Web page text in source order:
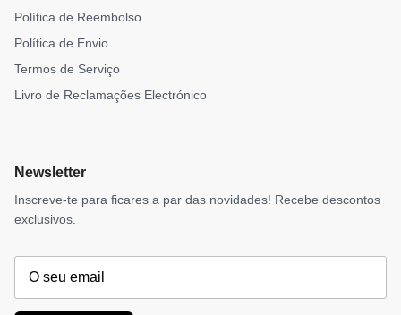
Política de Reembolso
Política de Envio
Termos de Serviço
Livro de Reclamações Electrónico
Newsletter
Inscreve-te para ficares a par das novidades! Recebe descontos
exclusivos.